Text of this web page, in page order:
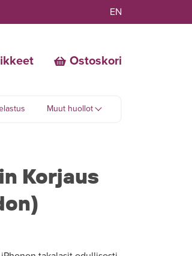
EN
Ostoskori
Muut huollot
Korjaus